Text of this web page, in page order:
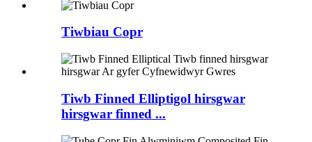
Tiwbiau Copr
Tiwb Finned Elliptigol hirsgwar
hirsgwar finned ...